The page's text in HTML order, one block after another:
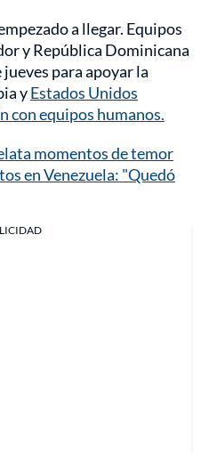
a llegar. Equipos
y República Dominicana
para apoyar la
yEstados Unidos
con equipos humanos.
momentos de temor
en Venezuela: "Quedó